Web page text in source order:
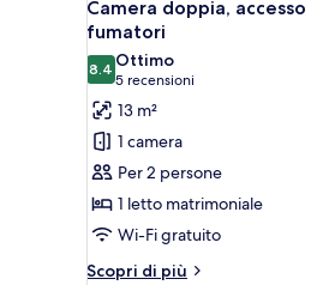
tutte
le
foto
per
Camera
doppia,
accesso
in
sedia
a
Camera doppia,
fumatori
8.48.4 su 10
Ottimo
5 recensioni
(5
recensioni)
13 m²
1 camera
Per 2 persone
1 letto matrimoniale
Wi-Fi gratuito
Scopri di più
Altri